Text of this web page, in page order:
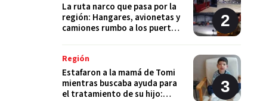
La ruta narco que pasa por la
región: Hangares, avionetas y
camiones rumbo a los puertos
Región
Estafaron a la mamá de Tomi
mientras buscaba ayuda para
el tratamiento de su hijo: